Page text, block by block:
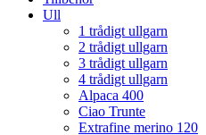
Ull
1 trådigt ullgarn
2 trådigt ullgarn
3 trådigt ullgarn
4 trådigt ullgarn
Alpaca 400
Ciao Trunte
Extrafine merino 120